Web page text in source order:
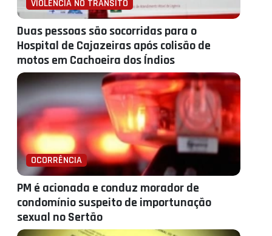
VIOLÊNCIA NO TRÂNSITO
Duas pessoas são socorridas para o
Hospital de Cajazeiras após colisão de
motos em Cachoeira dos Índios
OCORRÊNCIA
PM é acionada e conduz morador de
condomínio suspeito de importunação
sexual no Sertão